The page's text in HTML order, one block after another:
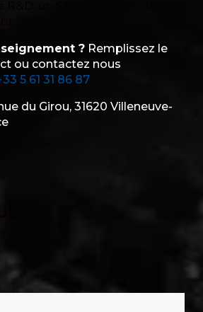
un SAV et des fonctions
impliqués.
? Remplissez le
ou contactez nous
5 61 31 86 87
du Girou, 31620 Villeneuve-